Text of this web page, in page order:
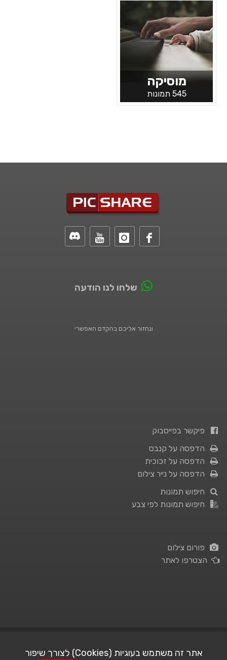
מוסיקה
545 תמונות
שלחו לנו הודעה
ונחזור אליכם בהקדם האפשרי
פיקשר בפייסבוק
הדפסה על קנבס
הדפסה על זכוכית
הדפסה על נייר צילום
חיפוש תמונות
חיפוש תמונות לפי צבע
פורום צילום
הצטרפו לאתר
אתר זה משתמש בעוגיות (Cookies) לצורך שיפור